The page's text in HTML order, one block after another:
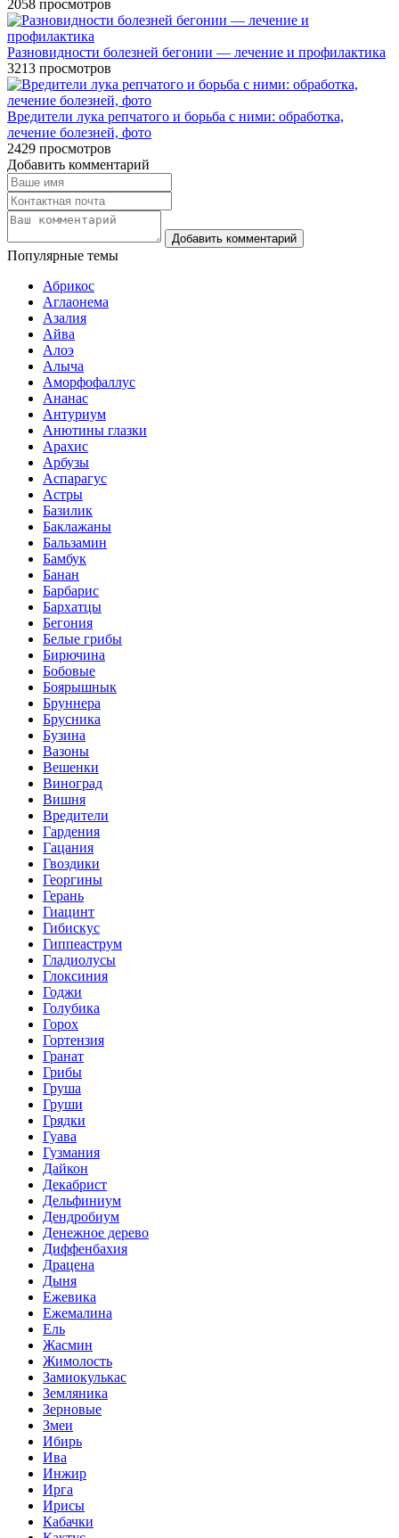
2058 просмотров
Разновидности болезней бегонии — лечение и профилактика
3213 просмотров
Вредители лука репчатого и борьба с ними: обработка,
лечение болезней, фото
2429 просмотров
Добавить комментарий
Популярные темы
Абрикос
Аглаонема
Азалия
Айва
Алоэ
Алыча
Аморфофаллус
Ананас
Антуриум
Анютины глазки
Арахис
Арбузы
Аспарагус
Астры
Базилик
Баклажаны
Бальзамин
Бамбук
Банан
Барбарис
Бархатцы
Бегония
Белые грибы
Бирючина
Бобовые
Боярышнык
Бруннера
Брусника
Бузина
Вазоны
Вешенки
Виноград
Вишня
Вредители
Гардения
Гацания
Гвоздики
Георгины
Герань
Гиацинт
Гибискус
Гиппеаструм
Гладиолусы
Глоксиния
Годжи
Голубика
Горох
Гортензия
Гранат
Грибы
Груша
Груши
Грядки
Гуава
Гузмания
Дайкон
Декабрист
Дельфиниум
Дендробиум
Денежное дерево
Диффенбахия
Драцена
Дыня
Ежевика
Ежемалина
Ель
Жасмин
Жимолость
Замиокулькас
Земляника
Зерновые
Змеи
Ибирь
Ива
Инжир
Ирга
Ирисы
Кабачки